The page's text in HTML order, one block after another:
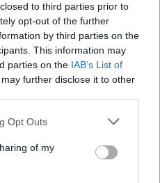
to third parties prior to
opt-out of the further
by third parties on the
This information may
parties on the IAB’s List of
further disclose it to other
uses one or more Google
behaviour. You may click to
and its third-party tags to
purposes in below Google
Opt Outs
of my